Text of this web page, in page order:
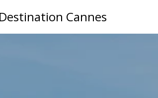
Destination Cannes